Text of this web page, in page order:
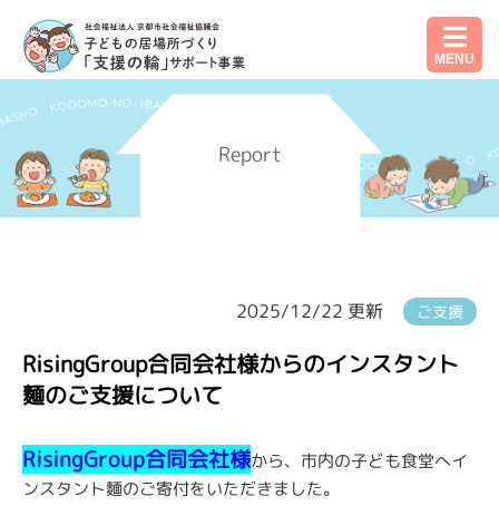
MENU
Report
2025/12/22 更新 ご支援
RisingGroup合同会社様からのインスタント
麵のご支援について
RisingGroup合同会社様から、市内の子ども食堂へイ
ンスタント麵のご寄付をいただきました。